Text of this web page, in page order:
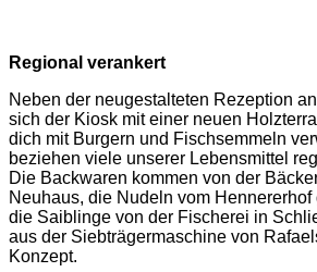
Regional verankert
Neben der neugestalteten Rezeption
sich der Kiosk mit einer neuen
dich mit Burgern und Fischsemmeln
beziehen viele unserer Lebensmittel
Die Backwaren kommen von der
Neuhaus, die Nudeln vom
die Saiblinge von der Fischerei in
aus der Siebträgermaschine von
Konzept.